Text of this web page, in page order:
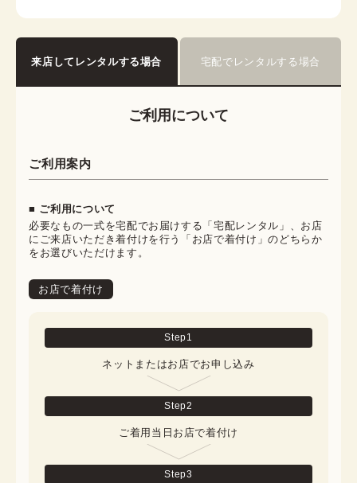
来店してレンタルする場合 宅配でレンタルする場合
ご利用について
ご利用案内
■ ご利用について
必要なもの一式を宅配でお届けする「宅配レンタル」、お店
にご来店いただき着付けを行う「お店で着付け」のどちらか
をお選びいただけます。
お店で着付け
Step1
ネットまたはお店でお申し込み
Step2
ご着用当日お店で着付け
Step3